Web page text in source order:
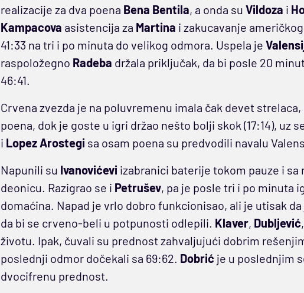
realizacije za dva poena Bena Bentila, a onda su Vildoza i
Kampacova asistencija za Martina i zakucavanje
41:33 na tri i po minuta do velikog odmora. Uspela je
raspoložegno Radeba držala priključak, da bi posle 20
46:41.
Crvena zvezda je na poluvremenu imala čak devet
poena, dok je goste u igri držao nešto bolji skok (17:14), uz
i Lopez Arostegi sa osam poena su predvodili navalu
Napunili su Ivanovićevi izabranici baterije tokom pauze i
deonicu. Razigrao se i Petrušev, pa je posle tri i po minuta
domaćina. Napad je vrlo dobro funkcionisao, ali je utisak
da bi se crveno-beli u potpunosti odlepili. Klaver, Dubljević,
životu. Ipak, čuvali su prednost zahvaljujući dobrim
poslednji odmor dočekali sa 69:62. Dobrić je u poslednjim
dvocifrenu prednost.